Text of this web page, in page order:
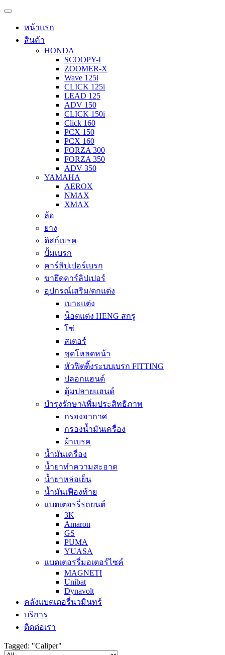
หน้าแรก
สินค้า
HONDA
SCOOPY-I
ZOOMER-X
Wave 125i
CLICK 125i
LEAD 125
ADV 150
CLICK 150i
Click 160
PCX 150
PCX 160
FORZA 300
FORZA 350
ADV 350
YAMAHA
AEROX
NMAX
XMAX
ล้อ
ยาง
ดิสก์เบรค
ปั้มเบรก
คาร์ลิปเปอร์เบรก
ขายึดคาร์ลิปเปอร์
อุปกรณ์เสริม/ตกแต่ง
เบาะแต่ง
น็อตแต่ง HENG สกรู
โซ่
สเตอร์
ชุดโหลดหน้า
หัวฟิตติ้งระบบเบรก FITTING
ปลอกแฮนด์
ตุ้มปลายแฮนด์
บำรุงรักษา/เพิ่มประสิทธิภาพ
กรองอากาศ
กรองน้ำมันเครื่อง
ผ้าเบรค
น้ำมันเครื่อง
น้ำยาทำความสะอาด
น้ำยาหล่อเย็น
น้ำมันเฟืองท้าย
แบตเตอรรี่รถยนต์
3K
Amaron
GS
PUMA
YUASA
แบตเตอรรี่มอเตอร์ไซค์
MAGNETI
Unibat
Dynavolt
คลังแบตเตอรี่นวมินทร์
บริการ
ติดต่อเรา
Tagged: "Caliper"